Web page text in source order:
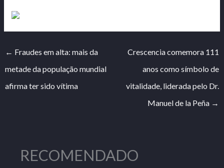
← Fraudes em alta: mais da
metade da população mundial
afirma ter sido vítima
Crescencia comemora 111
anos como símbolo de
vitalidade, liderada pelo Dr.
Manuel de la Peña →
RECOMENDADO